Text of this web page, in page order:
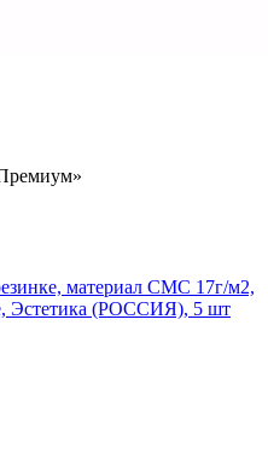
материал СМС 17г/м2,
Эстетика (РОССИЯ), 5 шт